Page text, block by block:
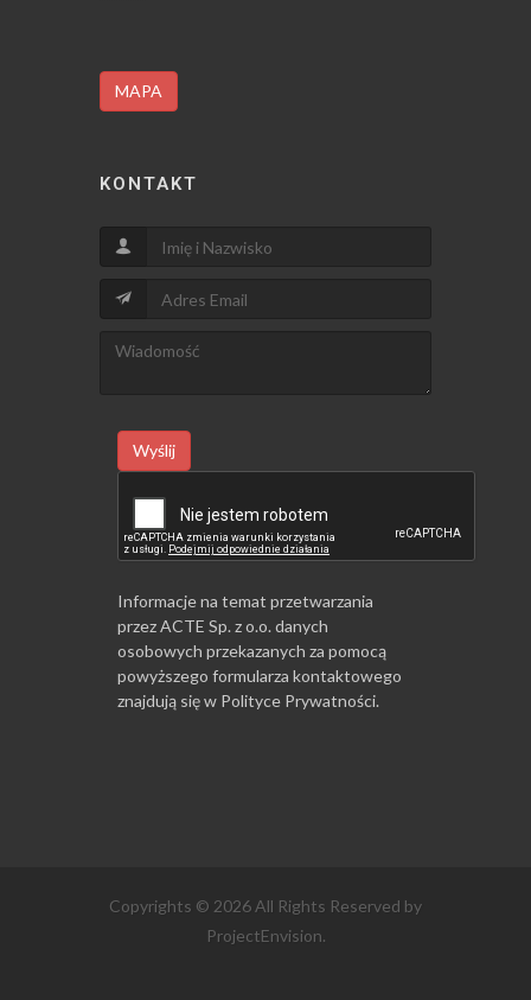
MAPA
KONTAKT
Wyślij
Informacje na temat przetwarzania
przez ACTE Sp. z o.o. danych
osobowych przekazanych za pomocą
powyższego formularza kontaktowego
znajdują się w Polityce Prywatności.
Copyrights © 2026 All Rights Reserved by
ProjectEnvision.